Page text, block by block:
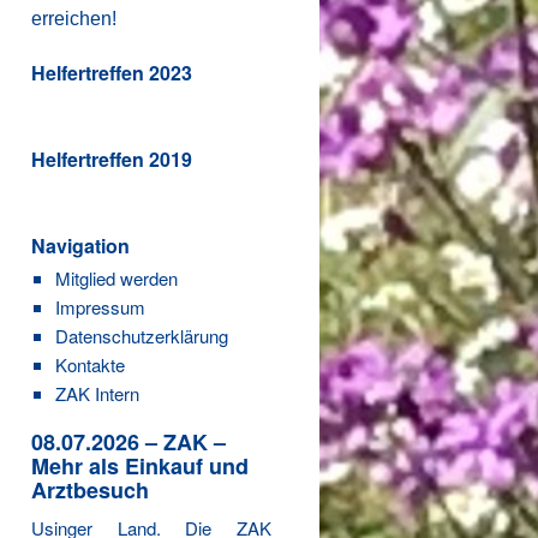
erreichen!
Helfertreffen 2023
Helfertreffen 2019
Navigation
Mitglied werden
Impressum
Datenschutzerklärung
Kontakte
ZAK Intern
08.07.2026 – ZAK –
Mehr als Einkauf und
Arztbesuch
Usinger Land. Die ZAK